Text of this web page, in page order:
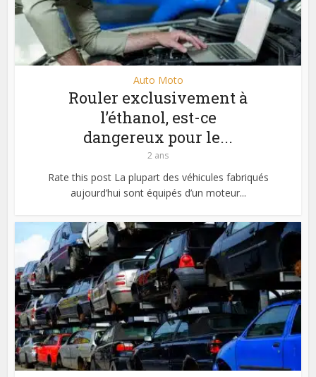
Auto Moto
Rouler exclusivement à
l’éthanol, est-ce
dangereux pour le...
2 ans
Rate this post La plupart des véhicules fabriqués
aujourd’hui sont équipés d’un moteur...